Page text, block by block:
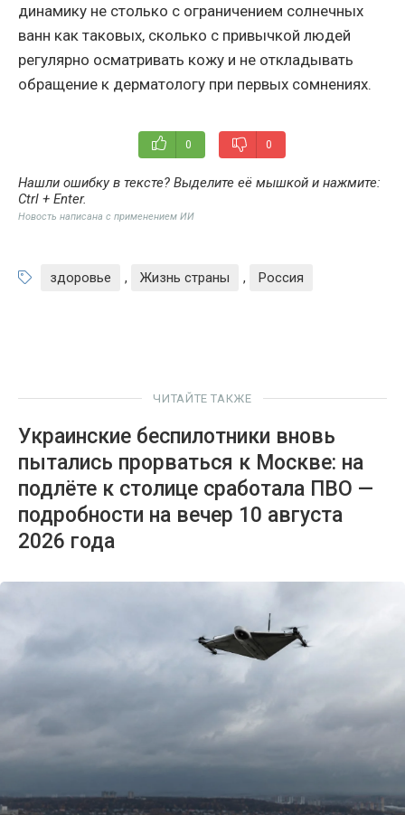
динамику не столько с ограничением солнечных
ванн как таковых, сколько с привычкой людей
регулярно осматривать кожу и не откладывать
обращение к дерматологу при первых сомнениях.
0 0
Нашли ошибку в тексте? Выделите её мышкой и нажмите:
Ctrl + Enter.
Новость написана с применением ИИ
здоровье , Жизнь страны , Россия
ЧИТАЙТЕ ТАКЖЕ
Украинские беспилотники вновь
пытались прорваться к Москве: на
подлёте к столице сработала ПВО —
подробности на вечер 10 августа
2026 года